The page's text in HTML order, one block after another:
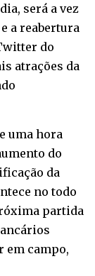
será a vez
a reabertura
do
atrações da
uma hora
do
da
no todo
partida
em campo,